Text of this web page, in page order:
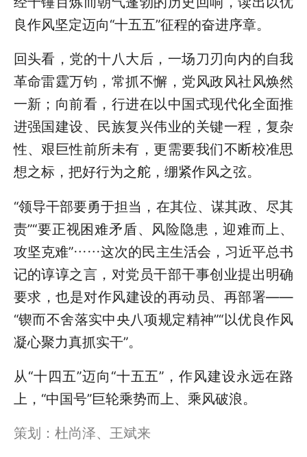
良作风坚定迈向“十五五”征程的奋进序章。
回头看，党的十八大后，一场刀刃向内的自我
革命雷霆万钧，常抓不懈，党风政风社风焕然
一新；向前看，行进在以中国式现代化全面推
进强国建设、民族复兴伟业的关键一程，复杂
性、艰巨性前所未有，更需要我们不断校准思
想之标，把好行为之舵，绷紧作风之弦。
“领导干部要勇于担当，在其位、谋其政、尽其
责”“要正视困难矛盾、风险隐患，迎难而上、
攻坚克难”……这次的民主生活会，习近平总书
记的谆谆之言，对党员干部干事创业提出明确
要求，也是对作风建设的再动员、再部署——
“锲而不舍落实中央八项规定精神”“以优良作风
凝心聚力真抓实干”。
从“十四五”迈向“十五五”，作风建设永远在路
上，“中国号”巨轮乘势而上、乘风破浪。
策划：杜尚泽、王斌来